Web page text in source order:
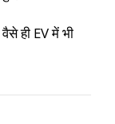
ही EV में भी